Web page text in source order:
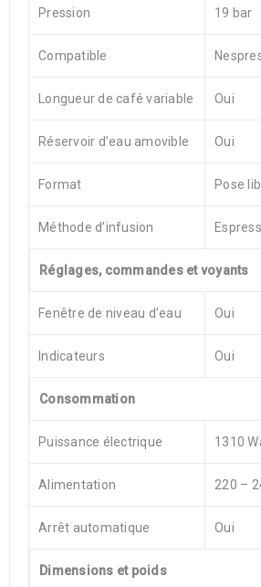
Pression 19 bar
Compatible
Longueur de café variable Oui
Réservoir d’eau amovible Oui
Format Pose
Méthode d’infusion
Réglages, commandes et voyants
Fenêtre de niveau d’eau Oui
Indicateurs Oui
Consommation
Puissance électrique 1310
Alimentation 220 –
Arrêt automatique Oui
Dimensions et poids